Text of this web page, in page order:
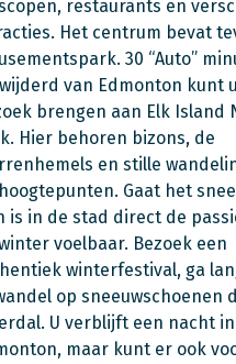
restaurants en
Het centrum bevat
30 “Auto”
van Edmonton kunt
brengen aan Elk Island
Hier behoren bizons, de
en stille
Gaat het
is in de stad direct de
voelbaar. Bezoek een
winterfestival, ga
op sneeuwschoenen
U verblijft een nacht in
maar kunt er ook